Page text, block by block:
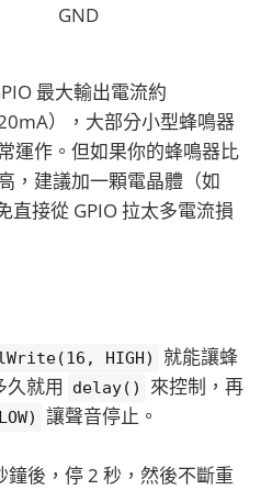
GND
最大輸出電流約
），大部分小型蜂鳴器
運作。但如果你的蜂鳴器比
，建議加一顆電晶體（如
直接從 GPIO 拉太多電流損
HIGH)
就能讓蜂
久就用
delay()
來控制，再
讓聲音停止。
後，停 2 秒，然後不斷重